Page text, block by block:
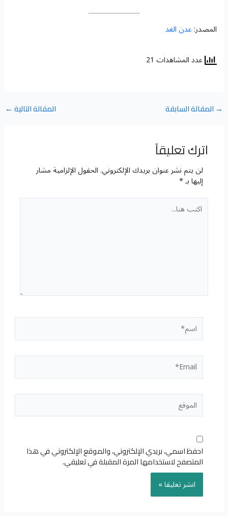
المصدر:عدن الغد
عدد المشاهدات 21
→ المقالة السابقة المقالة التالية ←
اترك تعليقاً
لن يتم نشر عنوان بريدك الإلكتروني.الحقول الإلزامية مشار
إليها بـ*
اكتب
هنا...
اسم*
Email*
الموقع
احفظ اسمي، بريدي الإلكتروني، والموقع الإلكتروني في هذا
المتصفح لاستخدامها المرة المقبلة في تعليقي.